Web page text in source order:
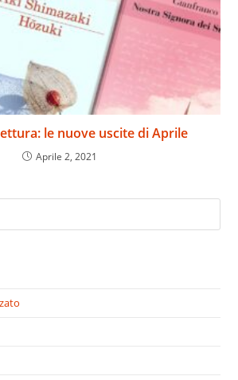
le nuove uscite di Aprile
Aprile 2, 2021